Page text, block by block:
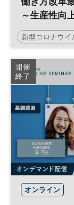
～生産性向
ブリッドワ
新型コロナウイ
働き方改革
開催
終了
オンライン